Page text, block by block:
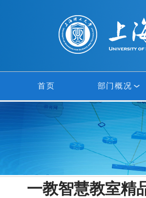
首页 部门概况
网络中心
信息中心
一教智慧教室精